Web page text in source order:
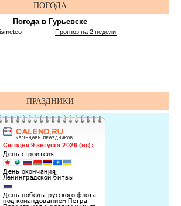
ПОГОДА
Погода в Гурьевске
ПРАЗДНИКИ